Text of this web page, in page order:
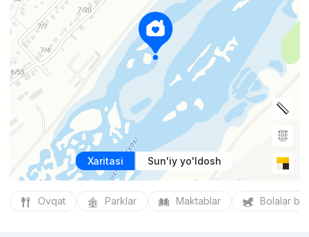
Xaritasi Sun'iy yo'ldosh
Ovqat Parklar Maktablar Bolalar